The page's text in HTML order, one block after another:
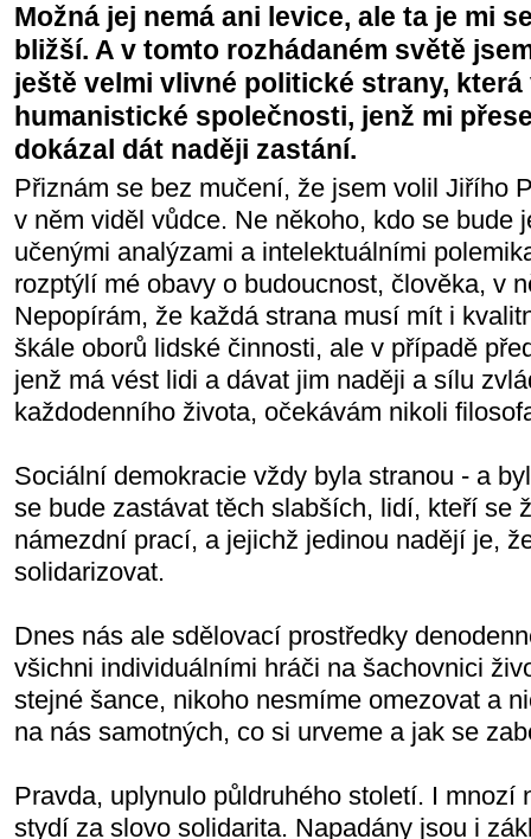
Možná jej nemá ani levice, ale ta je mi
bližší. A v tomto rozhádaném světě
ještě velmi vlivné politické strany,
humanistické společnosti, jenž mi
dokázal dát naději zastání.
Přiznám se bez mučení, že jsem volil Jiřího
v něm viděl vůdce. Ne někoho, kdo se bude
učenými analýzami a intelektuálními
rozptýlí mé obavy o budoucnost, člověka, v
Nepopírám, že každá strana musí mít i
škále oborů lidské činnosti, ale v případě
jenž má vést lidi a dávat jim naději a sílu
každodenního života, očekávám nikoli
Sociální demokracie vždy byla stranou - a
se bude zastávat těch slabších, lidí, kteří se
námezdní prací, a jejichž jedinou nadějí je,
solidarizovat.
Dnes nás ale sdělovací prostředky
všichni individuálními hráči na šachovnici
stejné šance, nikoho nesmíme omezovat a
na nás samotných, co si urveme a jak se
Pravda, uplynulo půldruhého století. I mnozí
stydí za slovo solidarita. Napadány jsou i